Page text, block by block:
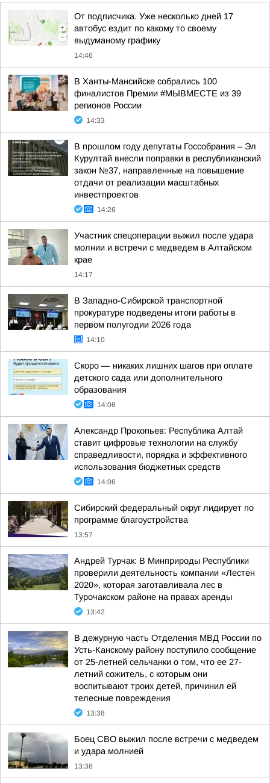
От подписчика. Уже несколько дней 17
автобус ездит по какому то своему
выдуманому графику
14:46
В Ханты-Мансийске собрались 100
финалистов Премии #МЫВМЕСТЕ из 39
регионов России
14:33
В прошлом году депутаты Госсобрания – Эл
Курултай внесли поправки в республиканский
закон №37, направленные на повышение
отдачи от реализации масштабных
инвестпроектов
14:26
Участник спецоперации выжил после удара
молнии и встречи с медведем в Алтайском
крае
14:17
В Западно-Сибирской транспортной
прокуратуре подведены итоги работы в
первом полугодии 2026 года
14:10
Скоро — никаких лишних шагов при оплате
детского сада или дополнительного
образования
14:06
Александр Прокопьев: Республика Алтай
ставит цифровые технологии на службу
справедливости, порядка и эффективного
использования бюджетных средств
14:06
Сибирский федеральный округ лидирует по
программе благоустройства
13:57
Андрей Турчак: В Минприроды Республики
проверили деятельность компании «Лестен
2020», которая заготавливала лес в
Турочакском районе на правах аренды
13:42
В дежурную часть Отделения МВД России по
Усть-Канскому району поступило сообщение
от 25-летней сельчанки о том, что ее 27-
летний сожитель, с которым они
воспитывают троих детей, причинил ей
телесные повреждения
13:38
Боец СВО выжил после встречи с медведем
и удара молнией
13:38